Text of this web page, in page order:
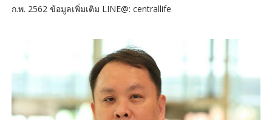
ก.พ. 2562 ข้อมูลเพิ่มเติม LINE@: centrallife